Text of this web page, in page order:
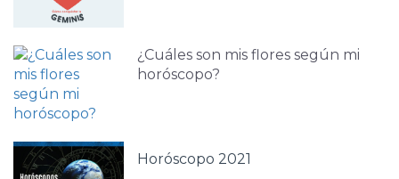
¿Cuáles son mis flores según mi
horóscopo?
Horóscopo 2021